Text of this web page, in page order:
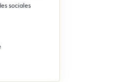
sociales